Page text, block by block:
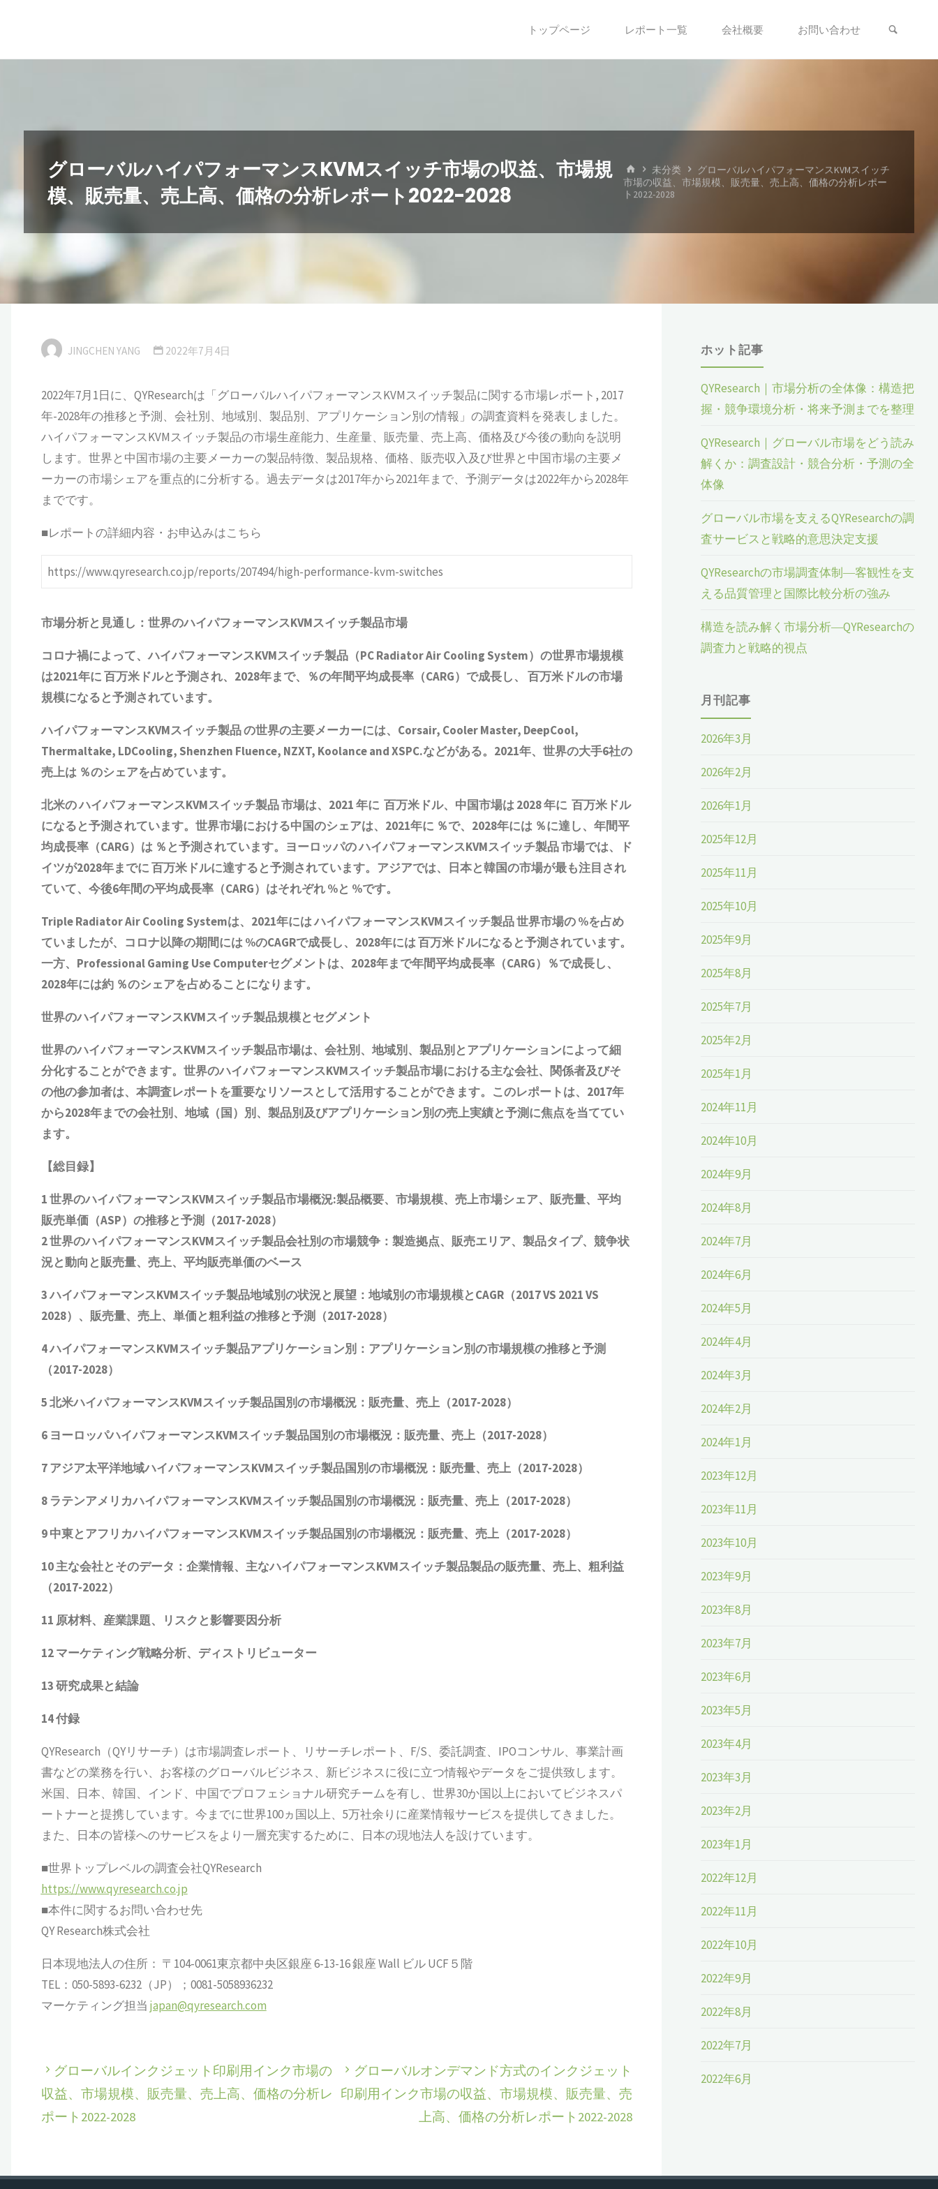
トップページ レポート一覧 会社概要 お問い合わせ
グローバルハイパフォーマンスKVMスイッチ市場の収益、市場規
模、販売量、売上高、価格の分析レポート2022-2028
ホ
ー
ム
未分类
グローバルハイパフォーマンスKVMスイッチ
市場の収益、市場規模、販売量、売上高、価格の分析レポー
ト2022-2028
JINGCHEN YANG 2022年7月4日
2022年7月1日に、QYResearchは「グローバルハイパフォーマンスKVMスイッチ製品に関する市場レポート, 2017
年-2028年の推移と予測、会社別、地域別、製品別、アプリケーション別の情報」の調査資料を発表しました。
ハイパフォーマンスKVMスイッチ製品の市場生産能力、生産量、販売量、売上高、価格及び今後の動向を説明
します。世界と中国市場の主要メーカーの製品特徴、製品規格、価格、販売収入及び世界と中国市場の主要メ
ーカーの市場シェアを重点的に分析する。過去データは2017年から2021年まで、予測データは2022年から2028年
までです。
■レポートの詳細内容・お申込みはこちら
https://www.qyresearch.co.jp/reports/207494/high-performance-kvm-switches
市場分析と見通し：世界のハイパフォーマンスKVMスイッチ製品市場
コロナ禍によって、ハイパフォーマンスKVMスイッチ製品（PC Radiator Air Cooling System）の世界市場規模
は2021年に 百万米ドルと予測され、2028年まで、％の年間平均成長率（CARG）で成長し、 百万米ドルの市場
規模になると予測されています。
ハイパフォーマンスKVMスイッチ製品の世界の主要メーカーには、Corsair, Cooler Master, DeepCool,
Thermaltake, LDCooling, Shenzhen Fluence, NZXT, Koolance and XSPC.などがある。2021年、世界の大手6社の
売上は ％のシェアを占めています。
北米のハイパフォーマンスKVMスイッチ製品市場は、2021 年に 百万米ドル、中国市場は 2028 年に 百万米ドル
になると予測されています。世界市場における中国のシェアは、2021年に ％で、2028年には ％に達し、年間平
均成長率（CARG）は ％と予測されています。ヨーロッパのハイパフォーマンスKVMスイッチ製品市場では、ド
イツが2028年までに 百万米ドルに達すると予測されています。アジアでは、日本と韓国の市場が最も注目され
ていて、今後6年間の平均成長率（CARG）はそれぞれ %と %です。
Triple Radiator Air Cooling Systemは、2021年にはハイパフォーマンスKVMスイッチ製品世界市場の %を占め
ていましたが、コロナ以降の期間には %のCAGRで成長し、2028年には 百万米ドルになると予測されています。
一方、Professional Gaming Use Computerセグメントは、2028年まで年間平均成長率（CARG）％で成長し、
2028年には約 ％のシェアを占めることになります。
世界のハイパフォーマンスKVMスイッチ製品規模とセグメント
世界のハイパフォーマンスKVMスイッチ製品市場は、会社別、地域別、製品別とアプリケーションによって細
分化することができます。世界のハイパフォーマンスKVMスイッチ製品市場における主な会社、関係者及びそ
の他の参加者は、本調査レポートを重要なリソースとして活用することができます。このレポートは、2017年
から2028年までの会社別、地域（国）別、製品別及びアプリケーション別の売上実績と予測に焦点を当ててい
ます。
【総目録】
1 世界のハイパフォーマンスKVMスイッチ製品市場概況:製品概要、市場規模、売上市場シェア、販売量、平均
販売単価（ASP）の推移と予測
（2017-2028）
2 世界のハイパフォーマンスKVMスイッチ製品会社別の市場競争：製造拠点、販売エリア、製品タイプ、競争状
況と動向 と販売量、売上、平均販売単価のベース
3ハイパフォーマンスKVMスイッチ製品地域別の状況と展望：地域別の市場規模とCAGR（2017 VS 2021 VS
2028）、販売量、売上、単価と粗利益の推移と予測（2017-2028）
4ハイパフォーマンスKVMスイッチ製品アプリケーション別：アプリケーション別の市場規模の推移と予測
（2017-2028）
5 北米ハイパフォーマンスKVMスイッチ製品国別の市場概況：販売量、売上（2017-2028）
6 ヨーロッパハイパフォーマンスKVMスイッチ製品国別の市場概況：販売量、売上（2017-2028）
7 アジア太平洋地域ハイパフォーマンスKVMスイッチ製品国別の市場概況：販売量、売上（2017-2028）
8 ラテンアメリカハイパフォーマンスKVMスイッチ製品国別の市場概況：販売量、売上（2017-2028）
9 中東とアフリカハイパフォーマンスKVMスイッチ製品国別の市場概況：販売量、売上（2017-2028）
10 主な会社とそのデータ ：企業情報、主なハイパフォーマンスKVMスイッチ製品製品の販売量、売上、粗利益
（2017-2022）
11 原材料、産業課題、リスクと影響要因分析
12 マーケティング戦略分析、ディストリビューター
13 研究成果と結論
14 付録
QYResearch（QYリサーチ）は市場調査レポート、リサーチレポート、F/S、委託調査、IPOコンサル、事業計画
書などの業務を行い、お客様のグローバルビジネス、新ビジネスに役に立つ情報やデータをご提供致します。
米国、日本、韓国、インド、中国でプロフェショナル研究チームを有し、世界30か国以上においてビジネスパ
ートナーと提携しています。今までに世界100ヵ国以上、5万社余りに産業情報サービスを提供してきました。
また、日本の皆様へのサービスをより一層充実するために、日本の現地法人を設けています。
■世界トップレベルの調査会社QYResearch
https://www.qyresearch.co.jp
■本件に関するお問い合わせ先
QY Research株式会社
日本現地法人の住所： 〒104-0061東京都中央区銀座 6-13-16 銀座 Wall ビル UCF５階
TEL：050-5893-6232（JP）；0081-5058936232
マーケティング担当 japan@qyresearch.com
グローバルインクジェット印刷用インク市場の
収益、市場規模、販売量、売上高、価格の分析レ
ポート2022-2028
グローバルオンデマンド方式のインクジェット
印刷用インク市場の収益、市場規模、販売量、売
上高、価格の分析レポート2022-2028
ホット記事
QYResearch｜市場分析の全体像：構造把
握・競争環境分析・将来予測までを整理
QYResearch｜グローバル市場をどう読み
解くか：調査設計・競合分析・予測の全
体像
グローバル市場を支えるQYResearchの調
査サービスと戦略的意思決定支援
QYResearchの市場調査体制―客観性を支
える品質管理と国際比較分析の強み
構造を読み解く市場分析―QYResearchの
調査力と戦略的視点
月刊記事
2026年3月
2026年2月
2026年1月
2025年12月
2025年11月
2025年10月
2025年9月
2025年8月
2025年7月
2025年2月
2025年1月
2024年11月
2024年10月
2024年9月
2024年8月
2024年7月
2024年6月
2024年5月
2024年4月
2024年3月
2024年2月
2024年1月
2023年12月
2023年11月
2023年10月
2023年9月
2023年8月
2023年7月
2023年6月
2023年5月
2023年4月
2023年3月
2023年2月
2023年1月
2022年12月
2022年11月
2022年10月
2022年9月
2022年8月
2022年7月
2022年6月